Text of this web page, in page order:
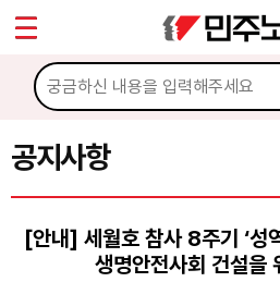
공지사항
[안내] 세월호 참사 8주기 ‘성
생명안전사회 건설을
마이페이지
소개
소식
공지사항
성명·보도
Sketchbook5, 스
Sketchbook5, 스